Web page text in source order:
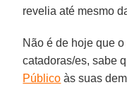
revelia até mesmo
Não é de hoje que o
catadoras/es, sabe
Público às suas